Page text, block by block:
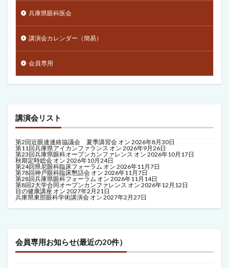
兵庫県眼科医会
講演会カレンダー（簡易）
会員専用
講演会リスト
第2回近眼連連絡協議会 夏季講習会 オン 2026年8月30日
第11回兵庫県アイカンファランス オン 2026年9月26日
第23回兵庫県眼科オープンカンファレンス オン 2026年10月17日
秋期定時総会 オン 2026年10月24日
第24回県尼眼科臨床フォーラム オン 2026年11月7日
第78回神戸眼科臨床懇話会 オン 2026年11月7日
第28回兵庫県眼科フォーラム オン 2026年11月14日
第8回2大学合同オープンカンファレンス オン 2026年12月12日
目の健康講座 オン 2027年2月21日
兵庫県東部眼科学術講演会 オン 2027年2月27日
会員専用お知らせ(最近の20件）